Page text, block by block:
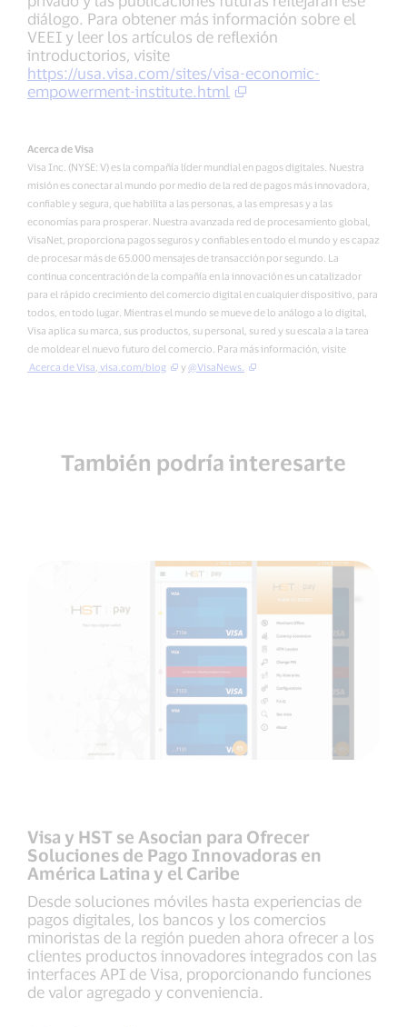
diálogo. Para obtener más información sobre el
VEEI y leer los artículos de reflexión
introductorios, visite
https://usa.visa.com/sites/visa-economic-
empowerment-institute.html
Acerca de Visa
Visa Inc. (NYSE: V) es la compañía líder mundial en pagos digitales. Nuestra
misión es conectar al mundo por medio de la red de pagos más innovadora,
confiable y segura, que habilita a las personas, a las empresas y a las
economías para prosperar. Nuestra avanzada red de procesamiento global,
VisaNet, proporciona pagos seguros y confiables en todo el mundo y es capaz
de procesar más de 65.000 mensajes de transacción por segundo. La
continua concentración de la compañía en la innovación es un catalizador
para el rápido crecimiento del comercio digital en cualquier dispositivo, para
todos, en todo lugar. Mientras el mundo se mueve de lo análogo a lo digital,
Visa aplica su marca, sus productos, su personal, su red y su escala a la tarea
de moldear el nuevo futuro del comercio. Para más información, visite
Acerca de Visa visa.com/blog y@VisaNews.
También podría interesarte
Visa y HST se Asocian para Ofrecer
Soluciones de Pago Innovadoras en
América Latina y el Caribe
Desde soluciones móviles hasta experiencias de
pagos digitales, los bancos y los comercios
minoristas de la región pueden ahora ofrecer a los
clientes productos innovadores integrados con las
interfaces API de Visa, proporcionando funciones
de valor agregado y conveniencia.